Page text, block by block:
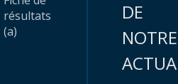
résultats
(a)
DE
NOTRE